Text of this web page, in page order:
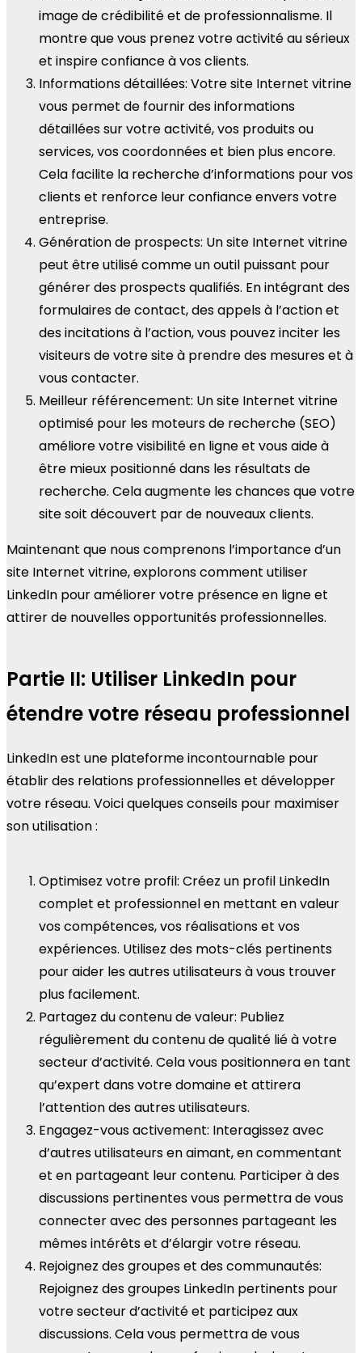
image de crédibilité et de professionnalisme. Il
montre que vous prenez votre activité au sérieux
et inspire confiance à vos clients.
Informations détaillées: Votre site Internet vitrine
vous permet de fournir des informations
détaillées sur votre activité, vos produits ou
services, vos coordonnées et bien plus encore.
Cela facilite la recherche d’informations pour vos
clients et renforce leur confiance envers votre
entreprise.
Génération de prospects: Un site Internet vitrine
peut être utilisé comme un outil puissant pour
générer des prospects qualifiés. En intégrant des
formulaires de contact, des appels à l’action et
des incitations à l’action, vous pouvez inciter les
visiteurs de votre site à prendre des mesures et à
vous contacter.
Meilleur référencement: Un site Internet vitrine
optimisé pour les moteurs de recherche (SEO)
améliore votre visibilité en ligne et vous aide à
être mieux positionné dans les résultats de
recherche. Cela augmente les chances que votre
site soit découvert par de nouveaux clients.
Maintenant que nous comprenons l’importance d’un
site Internet vitrine, explorons comment utiliser
LinkedIn pour améliorer votre présence en ligne et
attirer de nouvelles opportunités professionnelles.
Partie II: Utiliser LinkedIn pour
étendre votre réseau professionnel
LinkedIn est une plateforme incontournable pour
établir des relations professionnelles et développer
votre réseau. Voici quelques conseils pour maximiser
son utilisation :
Optimisez votre profil: Créez un profil LinkedIn
complet et professionnel en mettant en valeur
vos compétences, vos réalisations et vos
expériences. Utilisez des mots-clés pertinents
pour aider les autres utilisateurs à vous trouver
plus facilement.
Partagez du contenu de valeur: Publiez
régulièrement du contenu de qualité lié à votre
secteur d’activité. Cela vous positionnera en tant
qu’expert dans votre domaine et attirera
l’attention des autres utilisateurs.
Engagez-vous activement: Interagissez avec
d’autres utilisateurs en aimant, en commentant
et en partageant leur contenu. Participer à des
discussions pertinentes vous permettra de vous
connecter avec des personnes partageant les
mêmes intérêts et d’élargir votre réseau.
Rejoignez des groupes et des communautés:
Rejoignez des groupes LinkedIn pertinents pour
votre secteur d’activité et participez aux
discussions. Cela vous permettra de vous